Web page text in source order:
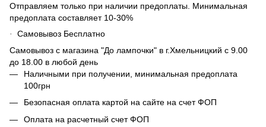
Отправляем только при наличии предоплаты. Минимальная
предоплата составляет 10-30%
·
Самовывоз Бесплатно
Самовывоз с магазина "До лампочки" в г.Хмельницкий с 9.00
до 18.00 в любой день
Наличными при получении, минимальная предоплата
100грн
Безопасная оплата картой на сайте на счет ФОП
Оплата на расчетный счет ФОП